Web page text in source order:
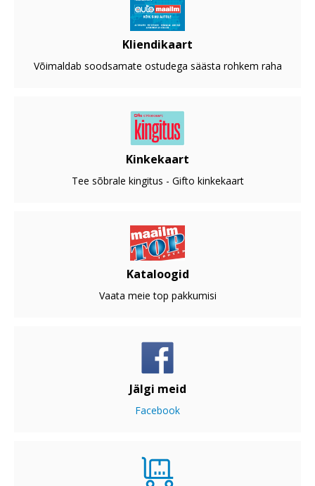
Kliendikaart
Võimaldab soodsamate ostudega säästa rohkem raha
Kinkekaart
Tee sõbrale kingitus - Gifto kinkekaart
Kataloogid
Vaata meie top pakkumisi
Jälgi meid
Facebook